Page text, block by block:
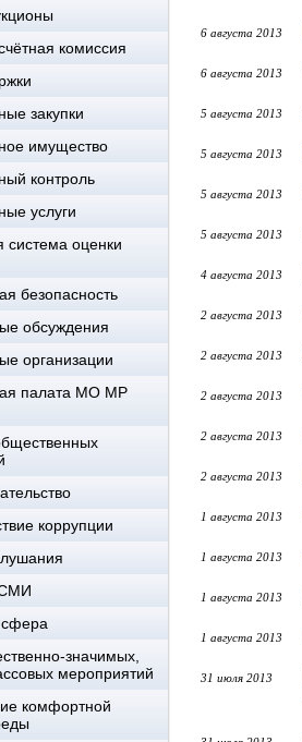
комиссия
закупки
имущество
контроль
услуги
система оценки
безопасность
обсуждения
организации
палата МО МР
коррупции
значимых,
мероприятий
комфортной
6 августа 2013
6 августа 2013
5 августа 2013
5 августа 2013
5 августа 2013
5 августа 2013
4 августа 2013
2 августа 2013
2 августа 2013
2 августа 2013
2 августа 2013
2 августа 2013
1 августа 2013
1 августа 2013
1 августа 2013
1 августа 2013
31 июля 2013